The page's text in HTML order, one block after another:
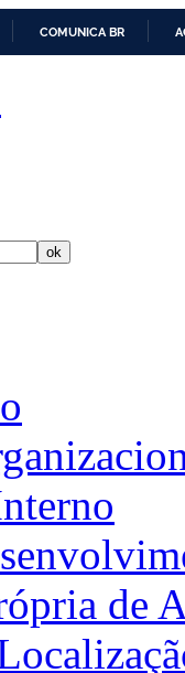
COMUNICA BR
de